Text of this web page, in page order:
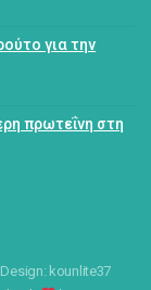
για την
πρωτεΐνη στη
kounlite37